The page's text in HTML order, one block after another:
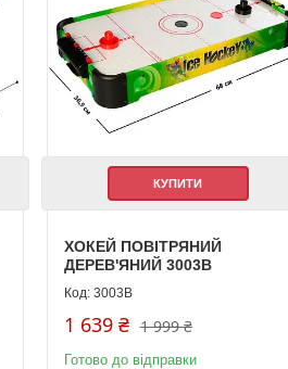
КУПИТИ
ХОКЕЙ ПОВІТРЯНИЙ
ДЕРЕВ'ЯНИЙ 3003B
3003B
1 999 ₴
1 639 ₴
Готово до відправки